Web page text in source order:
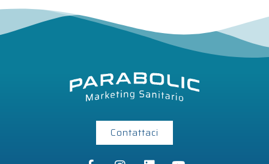
Contattaci